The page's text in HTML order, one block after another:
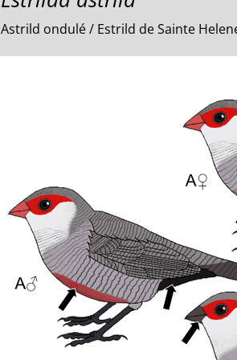
Astrild ondulé / Estrild de Sainte